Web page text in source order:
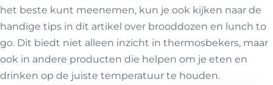
het beste kunt meenemen, kun je ook kijken naar de
handige tips in dit artikel over brooddozen en lunch to
go. Dit biedt niet alleen inzicht in thermosbekers, maar
ook in andere producten die helpen om je eten en
drinken op de juiste temperatuur te houden.